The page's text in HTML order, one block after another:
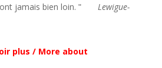
jamais bien loin. ʺ Lewigue-
plus / More about